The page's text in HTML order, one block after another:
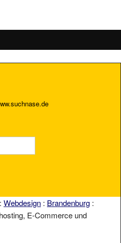
: Webdesign : Brandenburg :
E-Commerce und